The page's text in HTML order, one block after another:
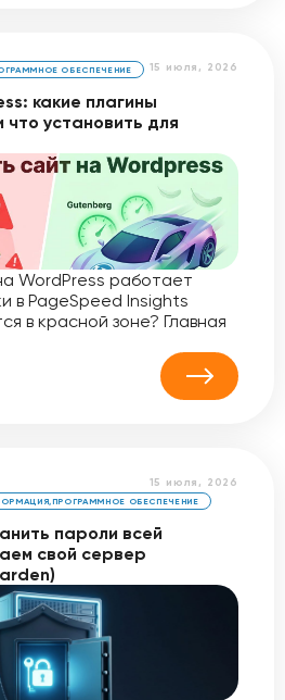
15 июля, 2026
ОБЕСПЕЧЕНИЕ
какие плагины
установить для
WordPress работает
в PageSpeed Insights
в красной зоне? Главная
15 июля, 2026
,ПРОГРАММНОЕ ОБЕСПЕЧЕНИЕ
пароли всей
свой сервер